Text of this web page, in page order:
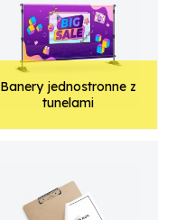
Banery jednostronne z
tunelami